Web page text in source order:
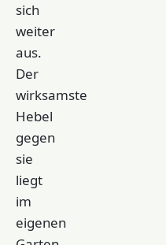
sich
weiter
aus.
Der
wirksamste
Hebel
gegen
sie
liegt
im
eigenen